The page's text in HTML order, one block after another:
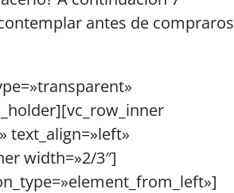
antes de compraros
text_align=»left»
width=»2/3″]